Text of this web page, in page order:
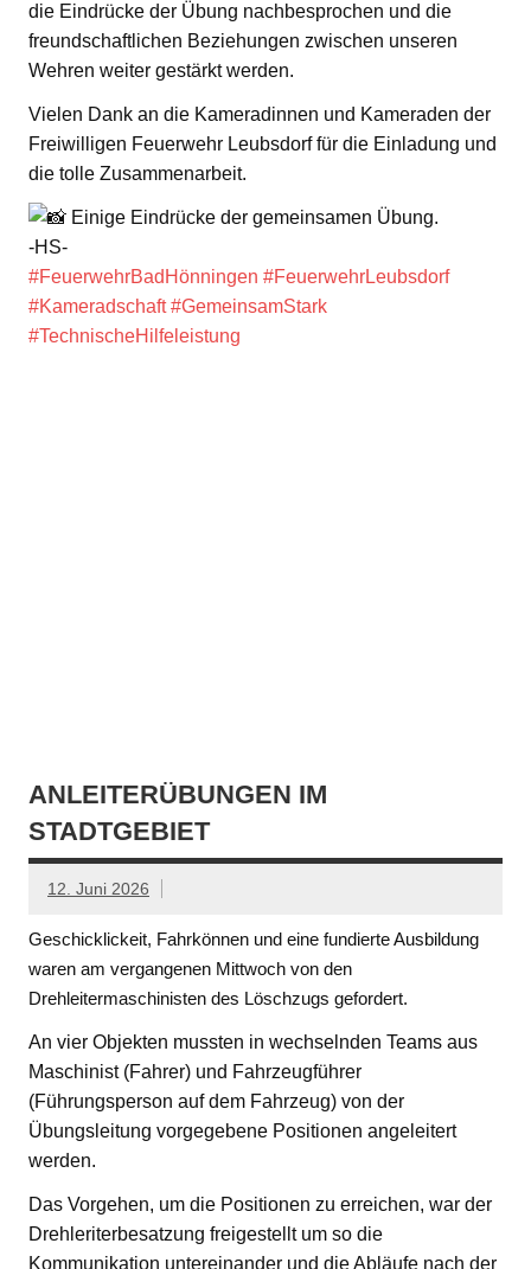
die Eindrücke der Übung nachbesprochen und die
freundschaftlichen Beziehungen zwischen unseren
Wehren weiter gestärkt werden.
Vielen Dank an die Kameradinnen und Kameraden der
Freiwilligen Feuerwehr Leubsdorf für die Einladung und
die tolle Zusammenarbeit.
Einige Eindrücke der gemeinsamen Übung.
-HS-
#FeuerwehrBadHönningen #FeuerwehrLeubsdorf
#Kameradschaft #GemeinsamStark
#TechnischeHilfeleistung
ANLEITERÜBUNGEN IM
STADTGEBIET
12. Juni 2026
Geschicklickeit, Fahrkönnen und eine fundierte Ausbildung
waren am vergangenen Mittwoch von den
Drehleitermaschinisten des Löschzugs gefordert.
An vier Objekten mussten in wechselnden Teams aus
Maschinist (Fahrer) und Fahrzeugführer
(Führungsperson auf dem Fahrzeug) von der
Übungsleitung vorgegebene Positionen angeleitert
werden.
Das Vorgehen, um die Positionen zu erreichen, war der
Drehleriterbesatzung freigestellt um so die
Kommunikation untereinander und die Abläufe nach der